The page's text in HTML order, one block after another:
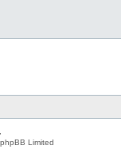
Limited